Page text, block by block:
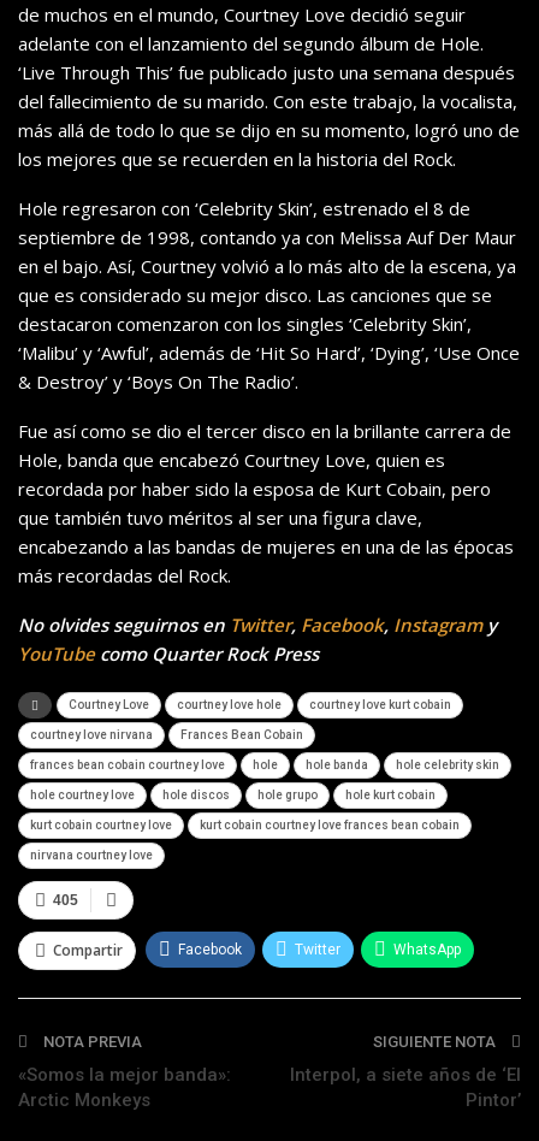
de muchos en el mundo, Courtney Love decidió seguir
adelante con el lanzamiento del segundo álbum de Hole.
‘Live Through This’ fue publicado justo una semana después
del fallecimiento de su marido. Con este trabajo, la vocalista,
más allá de todo lo que se dijo en su momento, logró uno de
los mejores que se recuerden en la historia del Rock.
Hole regresaron con ‘Celebrity Skin’, estrenado el 8 de
septiembre de 1998, contando ya con Melissa Auf Der Maur
en el bajo. Así, Courtney volvió a lo más alto de la escena, ya
que es considerado su mejor disco. Las canciones que se
destacaron comenzaron con los singles ‘Celebrity Skin’,
‘Malibu’ y ‘Awful’, además de ‘Hit So Hard’, ‘Dying’, ‘Use Once
& Destroy’ y ‘Boys On The Radio’.
Fue así como se dio el tercer disco en la brillante carrera de
Hole, banda que encabezó Courtney Love, quien es
recordada por haber sido la esposa de Kurt Cobain, pero
que también tuvo méritos al ser una figura clave,
encabezando a las bandas de mujeres en una de las épocas
más recordadas del Rock.
No olvides seguirnos en Twitter, Facebook, Instagramy
YouTubecomo Quarter Rock Press
Courtney Love courtney love hole courtney love kurt cobain
courtney love nirvana Frances Bean Cobain
frances bean cobain courtney love hole hole banda hole celebrity skin
hole courtney love hole discos hole grupo hole kurt cobain
kurt cobain courtney love kurt cobain courtney love frances bean cobain
nirvana courtney love
405
Compartir Facebook Twitter WhatsApp
Telegram
NOTA PREVIA
«Somos la mejor banda»:
Arctic Monkeys
SIGUIENTE NOTA
Interpol, a siete años de ‘El
Pintor’